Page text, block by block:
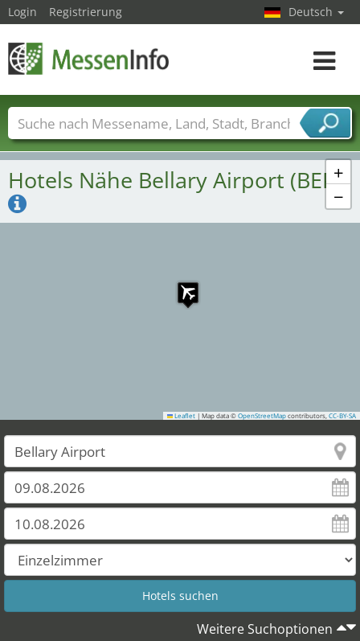
+
−
Leaflet | Map data © OpenStreetMap contributors, CC-BY-SA
Hotels Nähe Bellary Airport (BEP)
Weitere Suchoptionen
Login Registrierung Deutsch
Toggle
Messenamen Länder Städte
Branchen
Dienstleisterbranchen